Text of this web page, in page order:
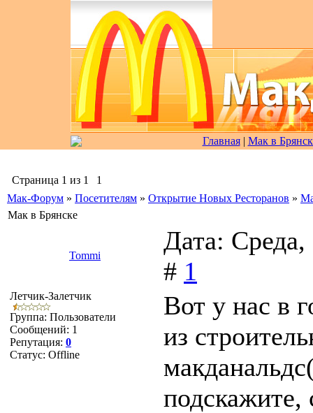
Главная| Мак в
Страница 1 из 1
1
Мак-Форум » Посетителям » Открытие Новых Ресторанов »
Мак в Брянске
Tommi
Дата:
# 1
Летчик-Залетчик
Группа: Пользователи
Сообщений: 1
Репутация: 0
Статус: Offline
Вот у нас в
из
подскажите,